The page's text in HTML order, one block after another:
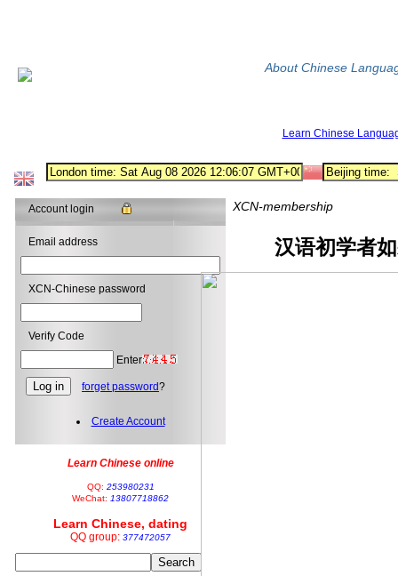
About Chinese
Learn Chinese
Account login
Email address
XCN-Chinese password
Verify Code
Enter
forget password?
Create Account
Learn Chinese online
QQ: 253980231
WeChat: 13807718862
Learn Chinese, dating
QQ group: 377472057
XCN-membership
汉语初学者